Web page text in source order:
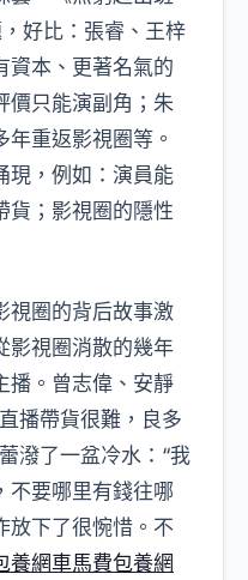
好比：張睿、王梓
資本、更著名氣的
價只能演副角；朱
重返影視圈等。
現，例如：演員能
貨；影視圈的隱性
視圈的背后故事激
影視圈消散的幾年
播。曾志偉、安靜
播帶貨很難，良多
潑了一盆冷水：“我
不要哪里有錢往哪
放下了很惋惜。不
養網車馬費包養網